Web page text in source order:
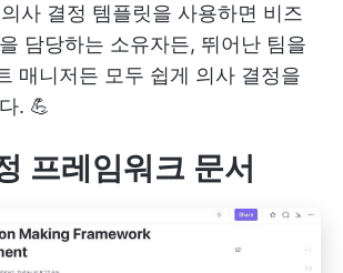
사 결정 템플릿을 사용하면 비즈
담당하는 소유자든, 뛰어난 팀을
매니저든 모두 쉽게 의사 결정을
. 💪
프레임워크 문서